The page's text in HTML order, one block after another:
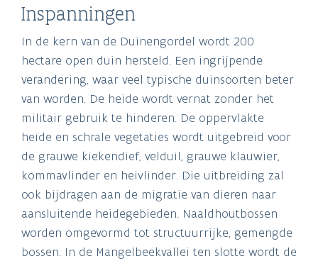
Inspanningen
In de kern van de Duinengordel wordt 200
hectare open duin hersteld. Een ingrijpende
verandering, waar veel typische duinsoorten beter
van worden. De heide wordt vernat zonder het
militair gebruik te hinderen. De oppervlakte
heide en schrale vegetaties wordt uitgebreid voor
de grauwe kiekendief, velduil, grauwe klauwier,
kommavlinder en heivlinder. Die uitbreiding zal
ook bijdragen aan de migratie van dieren naar
aansluitende heidegebieden. Naaldhoutbossen
worden omgevormd tot structuurrijke, gemengde
bossen. In de Mangelbeekvallei ten slotte wordt de